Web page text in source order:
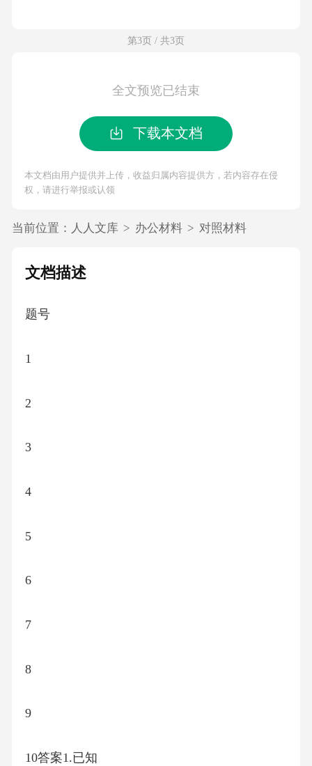
第3页 / 共3页
全文预览已结束
下载本文档
本文档由用户提供并上传，收益归属内容提供方，若内容存在侵
权，请进行举报或认领
当前位置： 人人文库 > 办公材料 > 对照材料
文档描述
题号
1
2
3
4
5
6
7
8
9
10答案1.已知